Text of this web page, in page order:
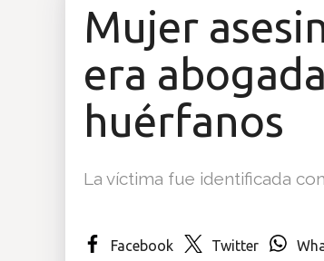
Mujer
era
huérfanos
La víctima fue identificada
Facebook Twitter